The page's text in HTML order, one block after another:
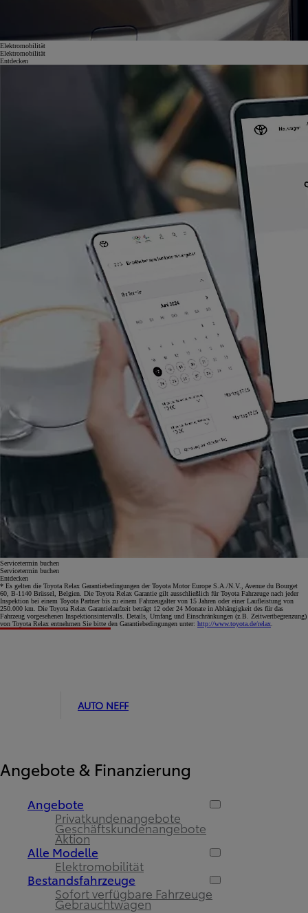
Elektromobilität
Elektromobilität
Entdecken
Servicetermin buchen
Servicetermin buchen
Entdecken
* Es gelten die Toyota Relax Garantiebedingungen der Toyota Motor Europe S.A./N.V., Avenue du Bourget
60, B-1140 Brüssel, Belgien. Die Toyota Relax Garantie gilt ausschließlich für Toyota Fahrzeuge nach jeder
Inspektion bei einem Toyota Partner bis zu einem Fahrzeugalter von 15 Jahren oder einer Laufleistung von
250.000 km. Die Toyota Relax Garantielaufzeit beträgt 12 oder 24 Monate in Abhängigkeit des für das
Fahrzeug vorgesehenen Inspektionsintervalls. Details, Umfang und Einschränkungen (z.B. Zeitwertbegrenzung)
von Toyota Relax entnehmen Sie bitte den Garantiebedingungen unter: http://www.toyota.de/relax.
AUTO NEFF
Angebote & Finanzierung
Angebote
Privatkundenangebote
Geschäftskundenangebote
Aktion
Alle Modelle
Elektromobilität
Bestandsfahrzeuge
Sofort verfügbare Fahrzeuge
Gebrauchtwagen